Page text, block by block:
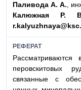
Паливода А. А.,
Калюжная Р.
РЕФЕРАТ
Рассматриваются
перовскитовых
связанные с